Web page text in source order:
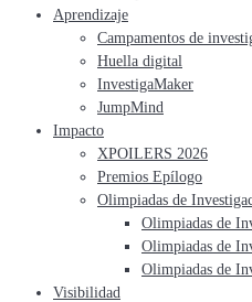
Aprendizaje
Campamentos de
Huella digital
InvestigaMaker
JumpMind
Impacto
XPOILERS 2026
Premios Epílogo
Olimpiadas de
Olimpiadas de
Olimpiadas de
Olimpiadas de
Visibilidad